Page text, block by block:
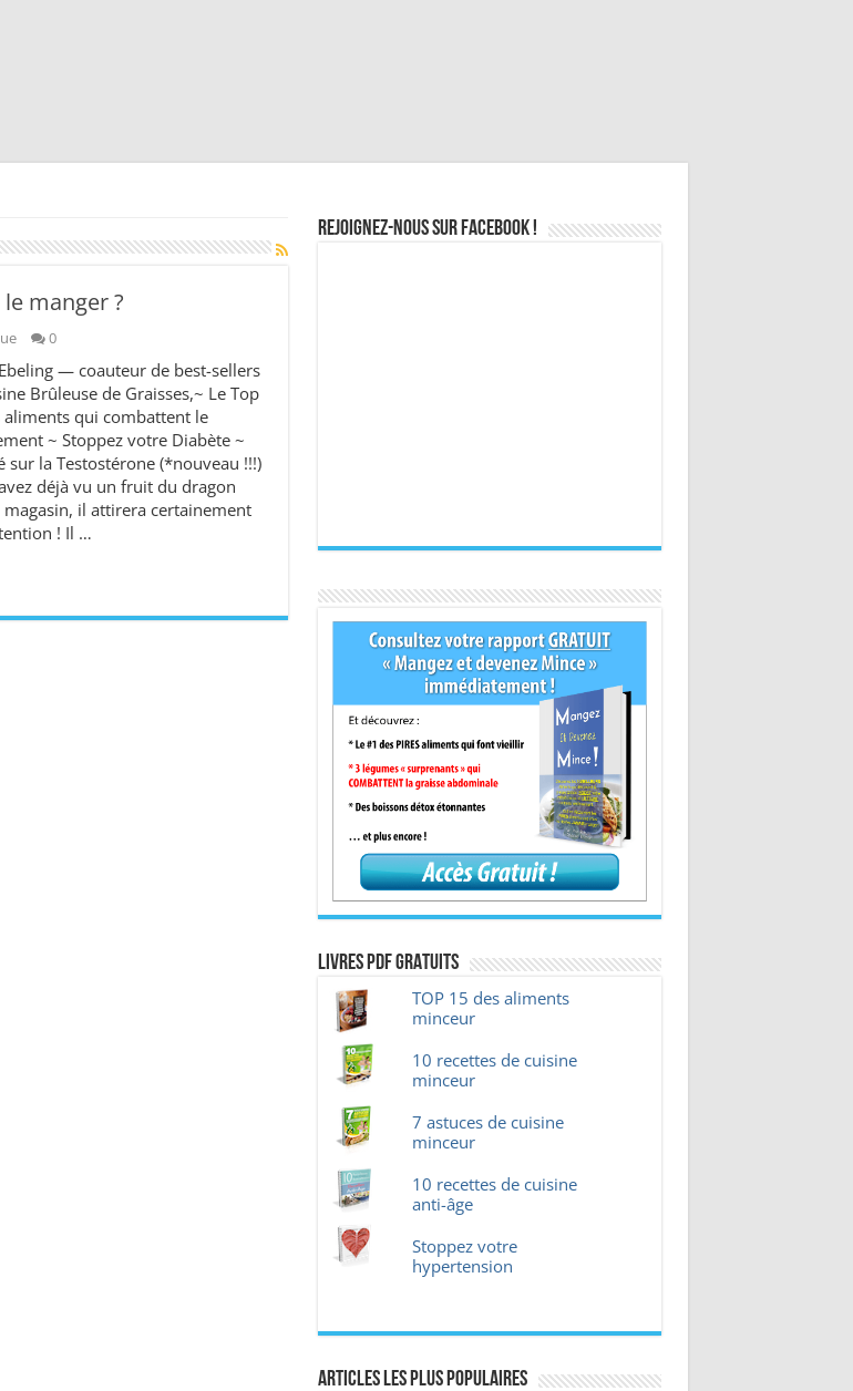
manger ?
0
— coauteur de best-sellers
Brûleuse de Graisses,~ Le Top
aliments qui combattent le
~ Stoppez votre Diabète ~
sur la Testostérone (*nouveau !!!)
déjà vu un fruit du dragon
magasin, il attirera certainement
! Il …
Rejoignez-nous sur Facebook !
Livres pdf GRATUITS
TOP 15 des aliments
minceur
10 recettes de cuisine
minceur
7 astuces de cuisine
minceur
10 recettes de cuisine
anti-âge
Stoppez votre
hypertension
Articles les plus Populaires